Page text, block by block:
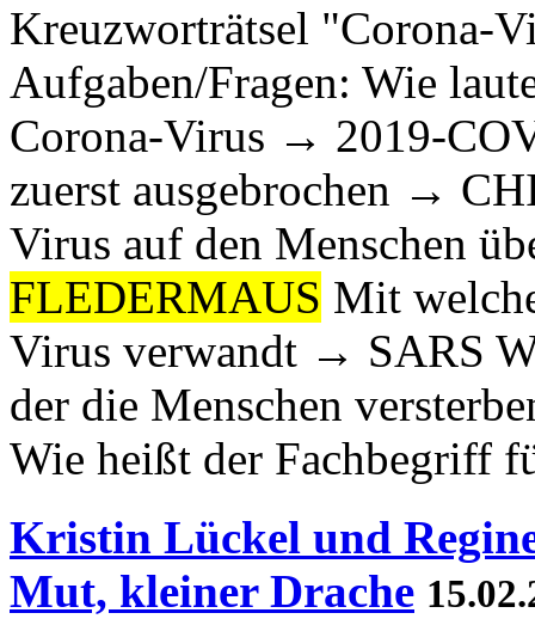
Kreuzworträtsel "Corona-
Aufgaben/Fragen: Wie
Corona-Virus → 2019-
zuerst ausgebrochen →
Virus auf den Menschen
FLEDERMAUS Mit
Virus verwandt → SARS
der die Menschen
Wie heißt der Fachbegriff
Kristin Lückel und
Mut, kleiner Drache